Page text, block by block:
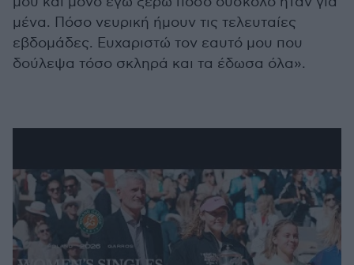
μένα. Πόσο νευρική ήμουν τις τελευταίες
εβδομάδες. Ευχαριστώ τον εαυτό μου που
δούλεψα τόσο σκληρά και τα έδωσα όλα».